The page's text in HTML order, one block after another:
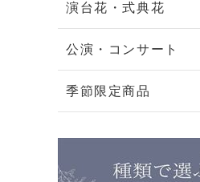
演台花・式典花
公演・コンサート
季節限定商品